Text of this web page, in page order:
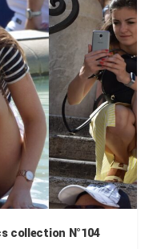
collection N°104